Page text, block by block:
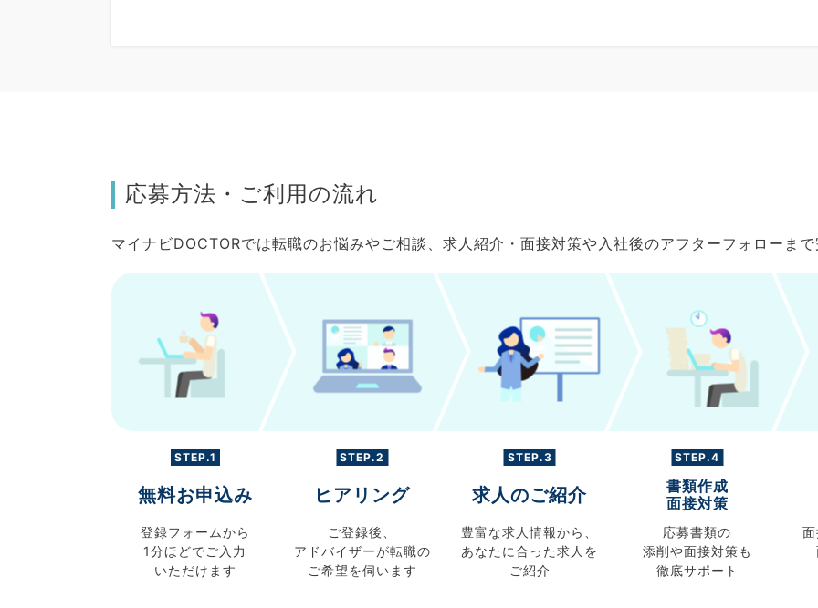
応募方法・ご利用の流れ
マイナビDOCTORでは転職のお悩みやご相談、求人紹介・面接対策や入社後のアフターフォローま
STEP.1
無料お申込み
登録フォームから
1分ほどでご入力
いただけます
STEP.2
ヒアリング
ご登録後、
アドバイザーが転職の
ご希望を伺います
STEP.3
求人のご紹介
豊富な求人情報から、
あなたに合った求人を
ご紹介
STEP.4
書類作成
面接対策
応募書類の
添削や面接対策も
徹底サポート